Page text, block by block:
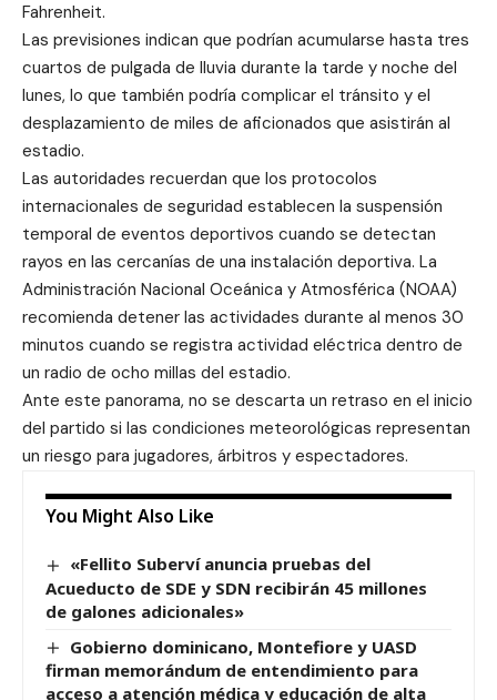
Fahrenheit.
Las previsiones indican que podrían acumularse hasta tres
cuartos de pulgada de lluvia durante la tarde y noche del
lunes, lo que también podría complicar el tránsito y el
desplazamiento de miles de aficionados que asistirán al
estadio.
Las autoridades recuerdan que los protocolos
internacionales de seguridad establecen la suspensión
temporal de eventos deportivos cuando se detectan
rayos en las cercanías de una instalación deportiva. La
Administración Nacional Oceánica y Atmosférica (NOAA)
recomienda detener las actividades durante al menos 30
minutos cuando se registra actividad eléctrica dentro de
un radio de ocho millas del estadio.
Ante este panorama, no se descarta un retraso en el inicio
del partido si las condiciones meteorológicas representan
un riesgo para jugadores, árbitros y espectadores.
You Might Also Like
«Fellito Suberví anuncia pruebas del
Acueducto de SDE y SDN recibirán 45 millones
de galones adicionales»
Gobierno dominicano, Montefiore y UASD
firman memorándum de entendimiento para
acceso a atención médica y educación de alta